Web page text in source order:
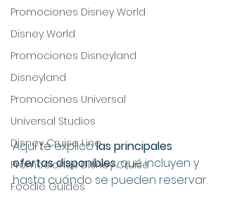
Promociones Disney World
Disney World
Promociones Disneyland
Disneyland
Promociones Universal
Universal Studios
Disney Cruise Line
Promociones Disney Cruise
Foodie Guides
Aquí te explico las principales
ofertas disponibles, qué incluyen y
hasta cuándo se pueden reservar.